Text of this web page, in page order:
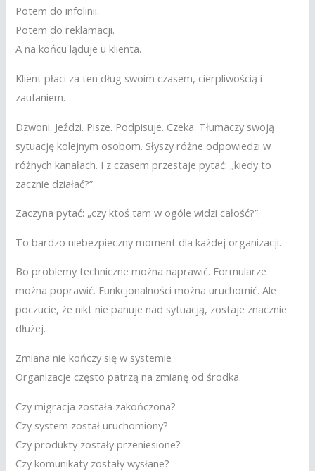
Potem do infolinii.
Potem do reklamacji.
A na końcu ląduje u klienta.
Klient płaci za ten dług swoim czasem, cierpliwością i
zaufaniem.
Dzwoni. Jeździ. Pisze. Podpisuje. Czeka. Tłumaczy swoją
sytuację kolejnym osobom. Słyszy różne odpowiedzi w
różnych kanałach. I z czasem przestaje pytać: „kiedy to
zacznie działać?”.
Zaczyna pytać: „czy ktoś tam w ogóle widzi całość?”.
To bardzo niebezpieczny moment dla każdej organizacji.
Bo problemy techniczne można naprawić. Formularze
można poprawić. Funkcjonalności można uruchomić. Ale
poczucie, że nikt nie panuje nad sytuacją, zostaje znacznie
dłużej.
Zmiana nie kończy się w systemie
Organizacje często patrzą na zmianę od środka.
Czy migracja została zakończona?
Czy system został uruchomiony?
Czy produkty zostały przeniesione?
Czy komunikaty zostały wysłane?